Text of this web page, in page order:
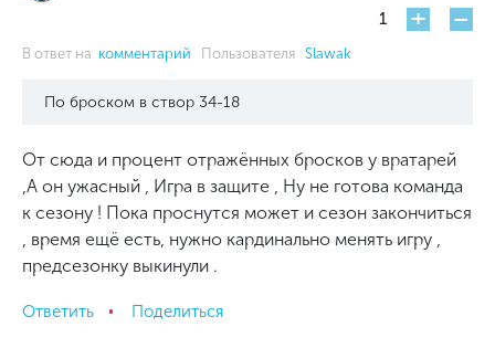
1
+ -
В ответ на комментарий Пользователя Slawak
По броском в створ 34-18
От сюда и процент отражённых бросков у вратарей
,А он ужасный , Игра в защите , Ну не готова команда
к сезону ! Пока проснутся может и сезон закончиться
, время ещё есть, нужно кардинально менять игру ,
предсезонку выкинули .
Ответить Поделиться